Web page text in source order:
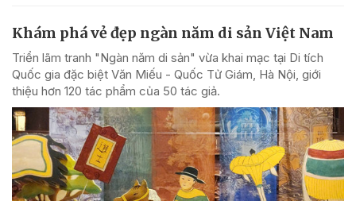
Khám phá vẻ đẹp ngàn năm di sản Việt Nam
Triển lãm tranh "Ngàn năm di sản" vừa khai mạc tại Di tích
Quốc gia đặc biệt Văn Miếu - Quốc Tử Giám, Hà Nội, giới
thiệu hơn 120 tác phẩm của 50 tác giả.